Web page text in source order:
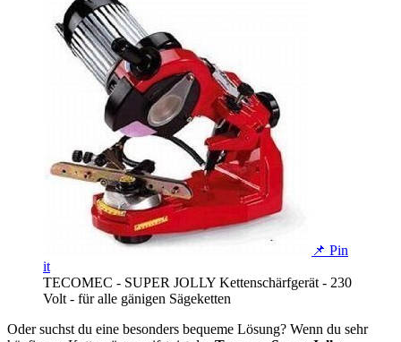
📌 Pin
it
TECOMEC - SUPER JOLLY Kettenschärfgerät - 230
Volt - für alle gänigen Sägeketten
Oder suchst du eine besonders bequeme Lösung? Wenn du sehr